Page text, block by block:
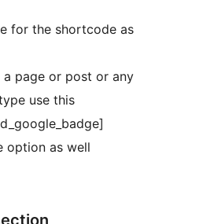
for the shortcode as
a page or post or any
use this
option as well